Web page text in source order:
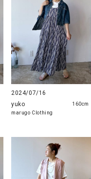
2024/07/16
yuko
marugo Clothing
160cm